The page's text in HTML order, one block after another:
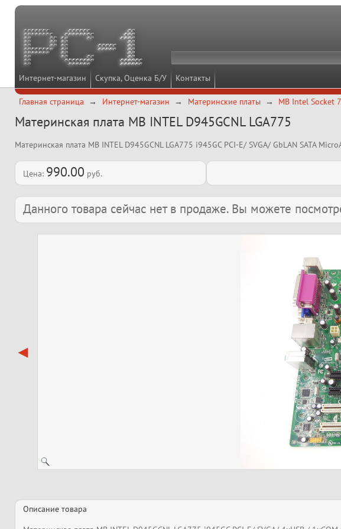
Интернет-магазин Скупка, Оценка Б/У Контакты
Главная страница Интернет-магазин Материнские платы MB Intel Socket
Материнская плата MB INTEL D945GCNL LGA775
Материнская плата MB INTEL D945GCNL LGA775 i945GC PCI-E/ SVGA/ GbLAN SATA
Цена: 990.00 руб.
Данного товара сейчас нет в продаже. Вы можете
Описание товара